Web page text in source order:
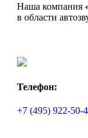
Наша компания
в области
Телефон:
+7 (495) 922-50-